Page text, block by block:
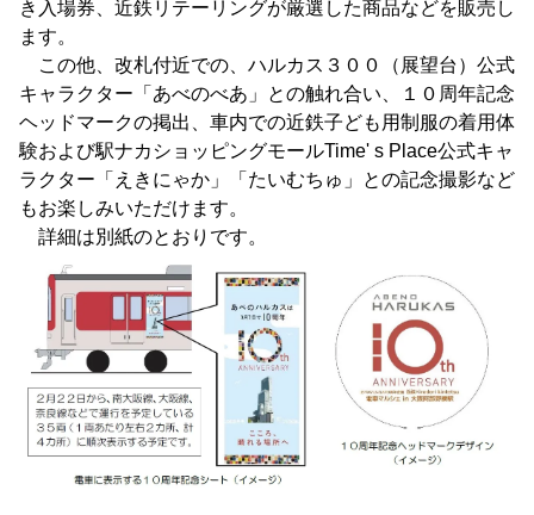
き入場券、近鉄リテーリングが厳選した商品などを販売し
ます。
この他、改札付近での、ハルカス３００（展望台）公式
キャラクター「あべのべあ」との触れ合い、１０周年記念
ヘッドマークの掲出、車内での近鉄子ども用制服の着用体
験および駅ナカショッピングモールTime' s Place公式キャ
ラクター「えきにゃか」「たいむちゅ」との記念撮影など
もお楽しみいただけます。
詳細は別紙のとおりです。